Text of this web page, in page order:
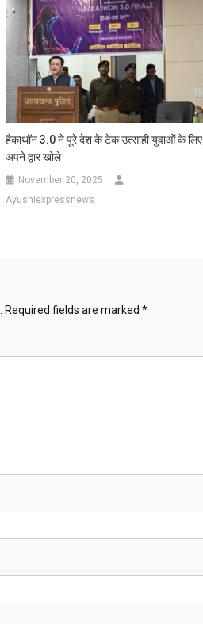
हैकाथॉन 3.0 ने पूरे देश के टेक उत्साही युवाओं के लिए
अपने द्वार खोले
November 20, 2025
Ayushiexpressnews
Required fields are marked *